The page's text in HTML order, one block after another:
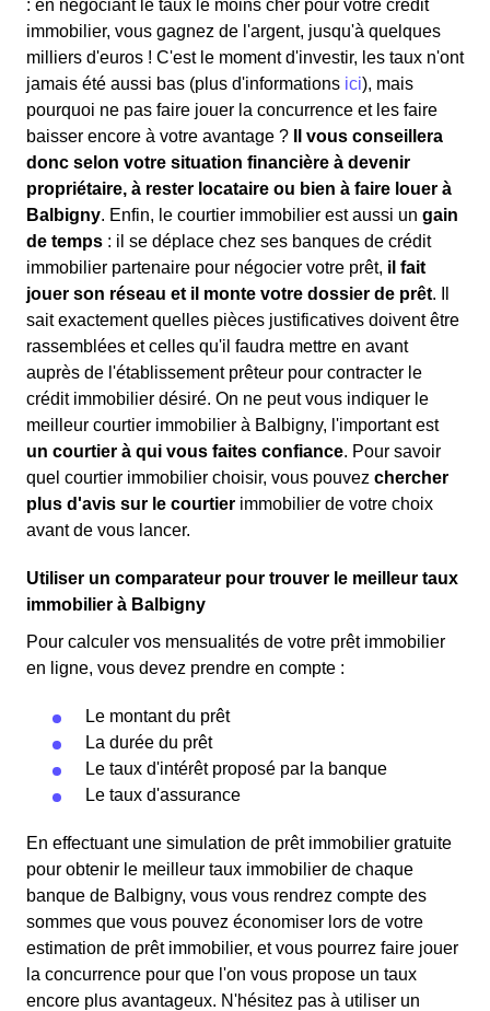
: en négociant le taux le moins cher pour votre crédit
immobilier, vous gagnez de l'argent, jusqu'à quelques
milliers d'euros ! C'est le moment d'investir, les taux n'ont
jamais été aussi bas (plus d'informations ici), mais
pourquoi ne pas faire jouer la concurrence et les faire
baisser encore à votre avantage ?
Il vous conseillera
donc selon votre situation financière à devenir
propriétaire, à rester locataire ou bien à faire louer à
Balbigny. Enfin, le courtier immobilier est aussi un gain
de temps : il se déplace chez ses banques de crédit
immobilier partenaire pour négocier votre prêt, il fait
jouer son réseau et il monte votre dossier de prêt. Il
sait exactement quelles pièces justificatives doivent être
rassemblées et celles qu'il faudra mettre en avant
auprès de l'établissement prêteur pour contracter le
crédit immobilier désiré. On ne peut vous indiquer le
meilleur courtier immobilier à Balbigny, l'important est
un courtier à qui vous faites confiance. Pour savoir
quel courtier immobilier choisir, vous pouvez chercher
plus d'avis sur le courtier immobilier de votre choix
avant de vous lancer.
Utiliser un comparateur pour trouver le meilleur taux
immobilier à Balbigny
Pour calculer vos mensualités de votre prêt immobilier
en ligne, vous devez prendre en compte :
Le montant du prêt
La durée du prêt
Le taux d'intérêt proposé par la banque
Le taux d'assurance
En effectuant une simulation de prêt immobilier gratuite
pour obtenir le meilleur taux immobilier de chaque
banque de Balbigny, vous vous rendrez compte des
sommes que vous pouvez économiser lors de votre
estimation de prêt immobilier, et vous pourrez faire jouer
la concurrence pour que l'on vous propose un taux
encore plus avantageux. N'hésitez pas à utiliser un